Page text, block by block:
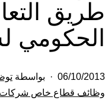
طريق
الحكومي
تم
النشر
06/10/2013 بواسطة
مصنف
وظائف قطاع خاص